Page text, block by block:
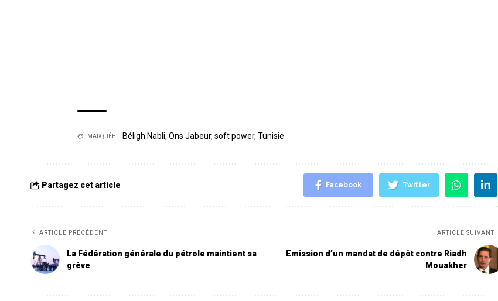
MARQUÉE: Béligh Nabli, Ons Jabeur, soft power, Tunisie
Partagez cet article Facebook Twitter
ARTICLE PRÉCÉDENT
La Fédération générale du pétrole maintient sa
grève
ARTICLE SUIVANT
Emission d’un mandat de dépôt contre Riadh
Mouakher